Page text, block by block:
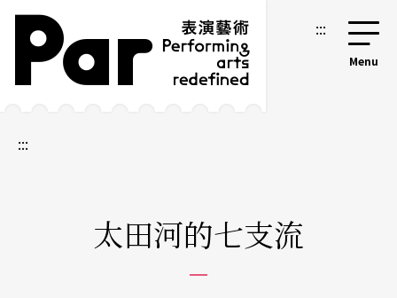
跳到主要內容區塊
網站導覽 :::
:::
太田河的七支流